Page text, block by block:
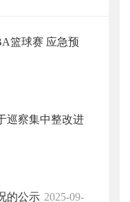
篮球赛 应急预
巡察集中整改进
的公示 2025-09-